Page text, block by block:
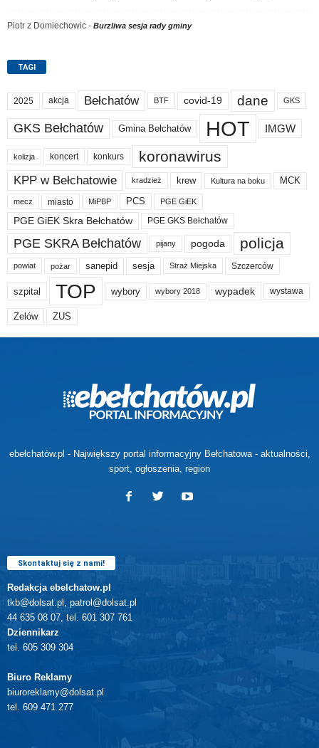
Piotr z Domiechowic - Burzliwa sesja rady gminy
TAGI
2025 akcja Bełchatów BTF covid-19 dane GKS
GKS Bełchatów Gmina Bełchatów HOT IMGW
kolizja koncert konkurs koronawirus
KPP w Bełchatowie kradzież krew Kultura na boku MCK
mecz miasto MiPBP PCS PGE GiEK
PGE GiEK Skra Bełchatów PGE GKS Bełchatów
PGE SKRA Bełchatów pijany pogoda policja
powiat pożar sanepid sesja Straż Miejska Szczerców
szpital TOP wybory wybory 2018 wypadek wystawa
Zelów ZUS
ebełchatów.pl - Największy portal informacyjny Bełchatowa - aktualności,
sport, ogłoszenia, region
Skontaktuj się z nami!
Redakcja ebelchatow.pl
tkb@dolsat.pl, patrol@dolsat.pl
44 635 08 07, tel. 601 307 761
Dziennikarz
tel. 605 309 304
Biuro Reklamy
biuroreklamy@dolsat.pl
tel. 609 471 277